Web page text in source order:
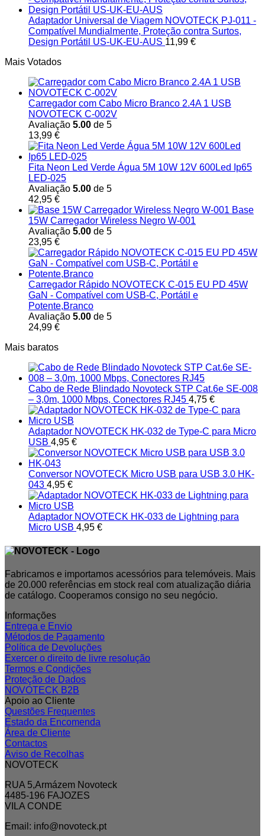
Adaptador Universal de Viagem NOVOTECK PJ-011 -
Compatível Mundialmente, Proteção contra Surtos,
Design Portátil US-UK-EU-AUS 11,99 €
Mais Votados
Carregador com Cabo Micro Branco 2.4A 1 USB
NOVOTECK C-002V
Avaliação 5.00 de 5
13,99 €
Fita Neon Led Verde Água 5M 10W 12V 600Led Ip65
LED-025
Avaliação 5.00 de 5
42,95 €
Base
15W Carregador Wireless Negro W-001
Avaliação 5.00 de 5
23,95 €
Carregador Rápido NOVOTECK C-015 EU PD 45W
GaN - Compatível com USB-C, Portátil e
Potente,Branco
Avaliação 5.00 de 5
24,99 €
Mais baratos
Cabo de Rede Blindado Novoteck STP Cat.6e SE-008
– 3,0m, 1000 Mbps, Conectores RJ45 4,75 €
Adaptador NOVOTECK HK-032 de Type-C para Micro
USB 4,95 €
Conversor NOVOTECK Micro USB para USB 3.0 HK-
043 4,95 €
Adaptador NOVOTECK HK-033 de Lightning para
Micro USB 4,95 €
Fabricamos e importamos acessórios para telemóveis. Mais
de 20.000 referências em stock real com atualização diária
de catálogo. Cooperamos consigo no seu negócio.
Informações
Entrega e Envio
Métodos de Pagamento
Política de Devoluções
Exercer o direito de livre resolução
Termos e Condições
Proteção de Dados
NOVOTECK B2B
Apoio ao Cliente
Questões Frequentes
Estado da Encomenda
Área de Cliente
Contactos
Aviso de Recolhas
NOVOTECK
RUA 5,Armázem Novoteck
4485-196 FAJOZES
VILA CONDE
Email: info@novoteck.pt